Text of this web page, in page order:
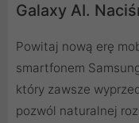
Galaxy AI.
Powitaj nową erę
smartfonem
który zawsze
pozwól naturalnej